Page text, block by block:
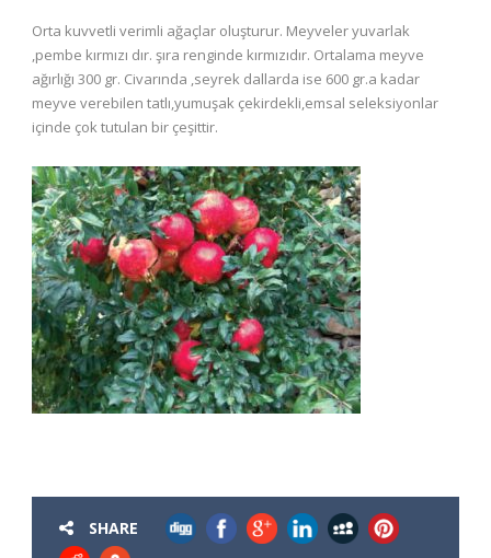
Orta kuvvetli verimli ağaçlar oluşturur. Meyveler yuvarlak
,pembe kırmızı dır. şıra renginde kırmızıdır. Ortalama meyve
ağırlığı 300 gr. Civarında ,seyrek dallarda ise 600 gr.a kadar
meyve verebilen tatlı,yumuşak çekirdekli,emsal seleksiyonlar
içinde çok tutulan bir çeşittir.
SHARE